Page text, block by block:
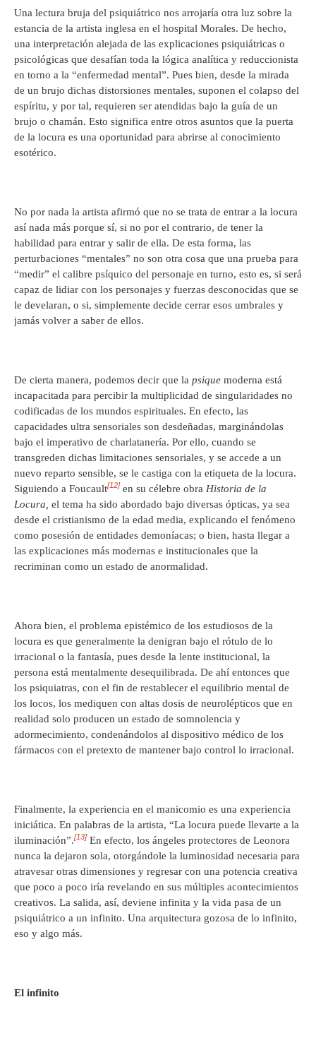
Una lectura bruja del psiquiátrico nos arrojaría otra luz sobre la
estancia de la artista inglesa en el hospital Morales. De hecho,
una interpretación alejada de las explicaciones psiquiátricas o
psicológicas que desafían toda la lógica analítica y reduccionista
en torno a la “enfermedad mental”. Pues bien, desde la mirada
de un brujo dichas distorsiones mentales, suponen el colapso del
espíritu, y por tal, requieren ser atendidas bajo la guía de un
brujo o chamán. Esto significa entre otros asuntos que la puerta
de la locura es una oportunidad para abrirse al conocimiento
esotérico.
No por nada la artista afirmó que no se trata de entrar a la locura
así nada más porque sí, si no por el contrario, de tener la
habilidad para entrar y salir de ella. De esta forma, las
perturbaciones “mentales” no son otra cosa que una prueba para
“medir” el calibre psíquico del personaje en turno, esto es, si será
capaz de lidiar con los personajes y fuerzas desconocidas que se
le develaran, o si, simplemente decide cerrar esos umbrales y
jamás volver a saber de ellos.
De cierta manera, podemos decir que la psique moderna está
incapacitada para percibir la multiplicidad de singularidades no
codificadas de los mundos espirituales. En efecto, las
capacidades ultra sensoriales son desdeñadas, marginándolas
bajo el imperativo de charlatanería. Por ello, cuando se
transgreden dichas limitaciones sensoriales, y se accede a un
nuevo reparto sensible, se le castiga con la etiqueta de la locura.
Siguiendo a Foucault[12] en su célebre obra Historia de la
Locura, el tema ha sido abordado bajo diversas ópticas, ya sea
desde el cristianismo de la edad media, explicando el fenómeno
como posesión de entidades demoníacas; o bien, hasta llegar a
las explicaciones más modernas e institucionales que la
recriminan como un estado de anormalidad.
Ahora bien, el problema epistémico de los estudiosos de la
locura es que generalmente la denigran bajo el rótulo de lo
irracional o la fantasía, pues desde la lente institucional, la
persona está mentalmente desequilibrada. De ahí entonces que
los psiquiatras, con el fin de restablecer el equilibrio mental de
los locos, los mediquen con altas dosis de neurolépticos que en
realidad solo producen un estado de somnolencia y
adormecimiento, condenándolos al dispositivo médico de los
fármacos con el pretexto de mantener bajo control lo irracional.
Finalmente, la experiencia en el manicomio es una experiencia
iniciática. En palabras de la artista, “La locura puede llevarte a la
iluminación”.[13] En efecto, los ángeles protectores de Leonora
nunca la dejaron sola, otorgándole la luminosidad necesaria para
atravesar otras dimensiones y regresar con una potencia creativa
que poco a poco iría revelando en sus múltiples acontecimientos
creativos. La salida, así, deviene infinita y la vida pasa de un
psiquiátrico a un infinito. Una arquitectura gozosa de lo infinito,
eso y algo más.
El infinito